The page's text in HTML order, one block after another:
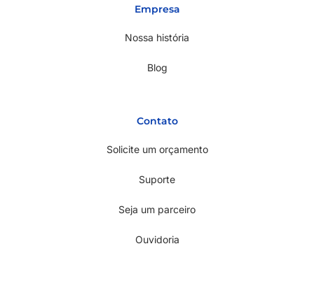
Empresa
Nossa história
Blog
Contato
Solicite um orçamento
Suporte
Seja um parceiro
Ouvidoria